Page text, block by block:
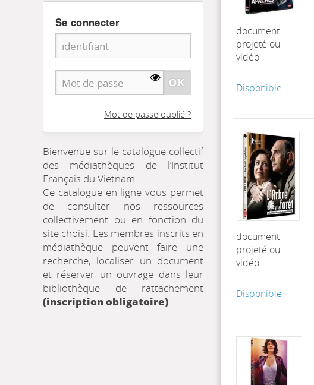
document
projeté ou
vidéo
Disponible
document
projeté ou
vidéo
Disponible
Se connecter
Mot de passe oublié ?
Bienvenue sur le catalogue collectif
des médiathèques de l’Institut
Français du Vietnam.
Ce catalogue en ligne vous permet
de consulter nos ressources
collectivement ou en fonction du
site choisi. Les membres inscrits en
médiathèque peuvent faire une
recherche, localiser un document
et réserver un ouvrage dans leur
bibliothèque de rattachement
(inscription obligatoire).